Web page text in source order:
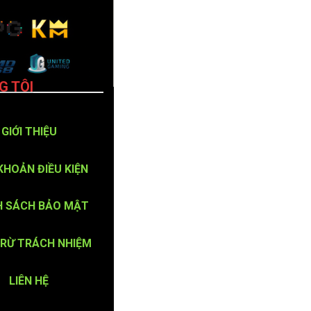
TÔI
GIỚI THIỆU
ĐIỀU KIỆN
SÁCH BẢO MẬT
TRÁCH NHIỆM
LIÊN HỆ